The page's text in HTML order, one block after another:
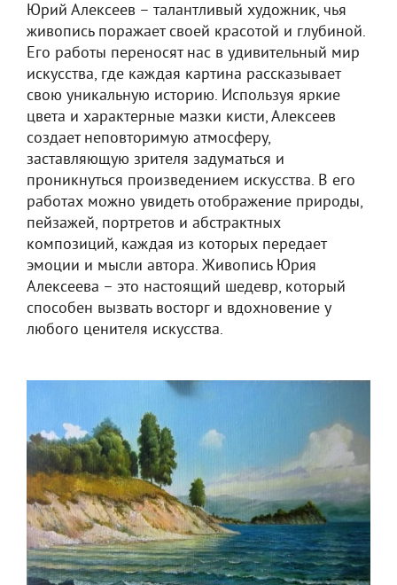
Юрий Алексеев – талантливый художник, чья
живопись поражает своей красотой и глубиной.
Его работы переносят нас в удивительный мир
искусства, где каждая картина рассказывает
свою уникальную историю. Используя яркие
цвета и характерные мазки кисти, Алексеев
создает неповторимую атмосферу,
заставляющую зрителя задуматься и
проникнуться произведением искусства. В его
работах можно увидеть отображение природы,
пейзажей, портретов и абстрактных
композиций, каждая из которых передает
эмоции и мысли автора. Живопись Юрия
Алексеева – это настоящий шедевр, который
способен вызвать восторг и вдохновение у
любого ценителя искусства.